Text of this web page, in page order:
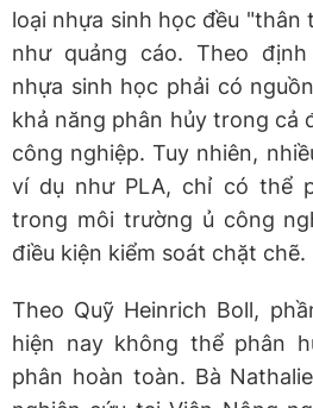
loại nhựa sinh học đều
như quảng cáo. Theo
nhựa sinh học phải có
khả năng phân hủy trong cả
công nghiệp. Tuy nhiên,
ví dụ như PLA, chỉ có thể
trong môi trường ủ công
điều kiện kiểm soát chặt chẽ.
Theo Quỹ Heinrich Boll,
hiện nay không thể phân
phân hoàn toàn. Bà